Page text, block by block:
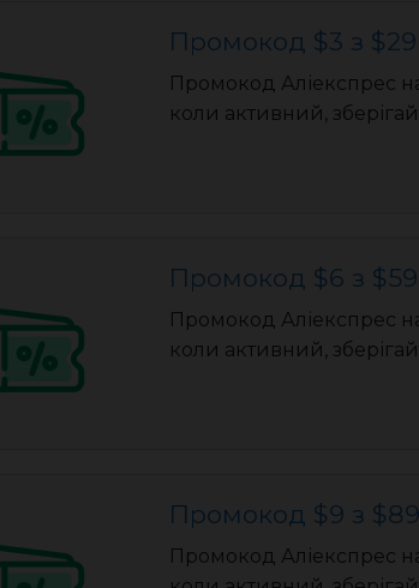
Промокод $3 з
Промокод Аліекспрес
коли активний,
Промокод $6 з
Промокод Аліекспрес
коли активний,
Промокод $9 з
Промокод Аліекспрес